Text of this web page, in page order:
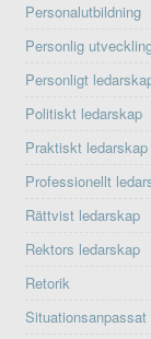
Personalutbildning
Personlig
Personligt
Politiskt ledarskap
Praktiskt ledarskap
Professionellt
Rättvist ledarskap
Rektors ledarskap
Retorik
Situationsanpassat